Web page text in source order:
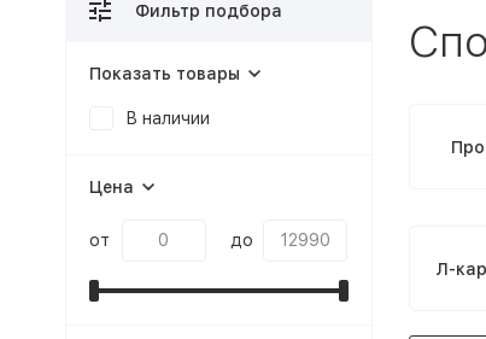
Л-
Фильтр подбора
Показать товары
В наличии
Цена
от до